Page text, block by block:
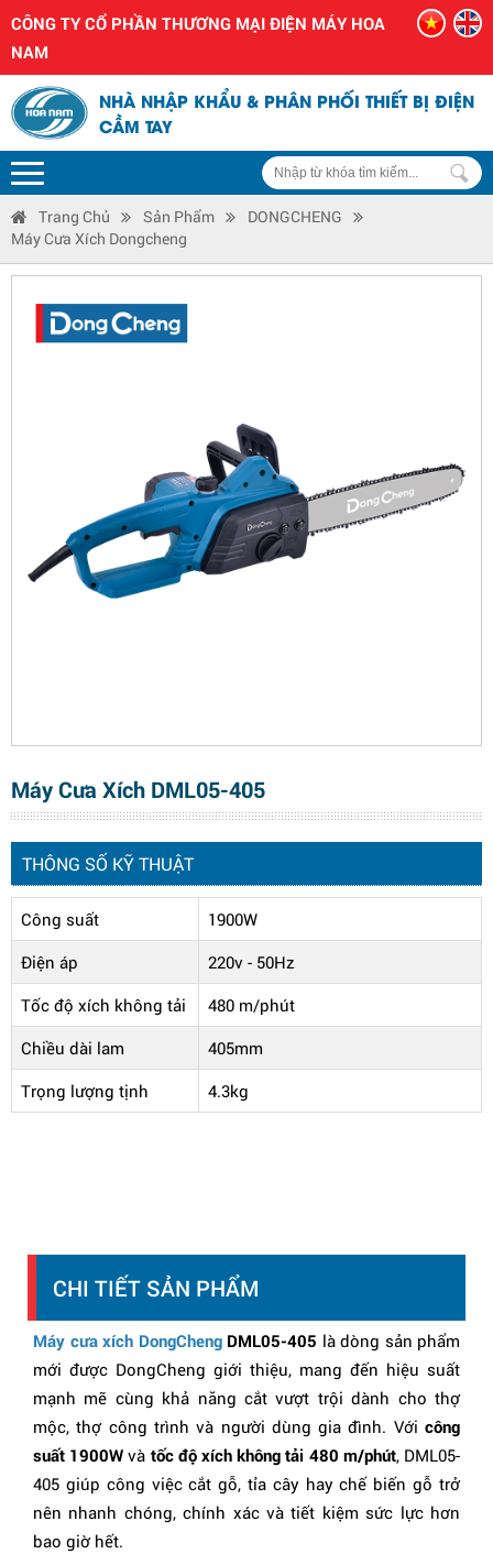
CÔNG TY CỔ PHẦN THƯƠNG MẠI ĐIỆN MÁY HOA
NAM
NHÀ NHẬP KHẨU & PHÂN PHỐI THIẾT BỊ ĐIỆN
CẦM TAY
Trang Chủ Sản Phẩm
DONGCHENG
Máy Cưa Xích Dongcheng
Máy Cưa Xích DML05-405
THÔNG SỐ KỸ THUẬT
Công suất
1900W
Điện áp
220v - 50Hz
Tốc độ xích không tải
480 m/phút
Chiều dài lam
405mm
Trọng lượng tịnh
4.3kg
CHI TIẾT SẢN PHẨM
Máy cưa xích DongChengDML05-405 là dòng sản phẩm
mới được DongCheng giới thiệu, mang đến hiệu suất
mạnh mẽ cùng khả năng cắt vượt trội dành cho thợ
mộc, thợ công trình và người dùng gia đình. Với công
suất 1900W và tốc độ xích không tải 480 m/phút, DML05-
405 giúp công việc cắt gỗ, tỉa cây hay chế biến gỗ trở
nên nhanh chóng, chính xác và tiết kiệm sức lực hơn
bao giờ hết.